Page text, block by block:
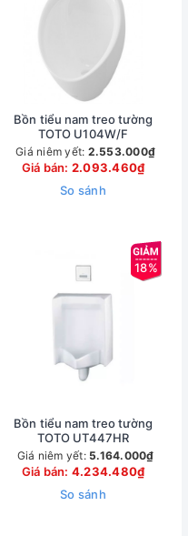
Bồn tiểu nam treo tường
TOTO U104W/F
Giá niêm yết: 2.553.000₫
Giá bán: 2.093.460₫
So sánh
18%
Bồn tiểu nam treo tường
TOTO UT447HR
Giá niêm yết: 5.164.000₫
Giá bán: 4.234.480₫
So sánh